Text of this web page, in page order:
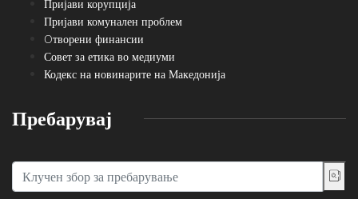
Пријави корупција
Пријави комунален проблем
Oтворени финансии
Совет за етика во медиуми
Кодекс на новинарите на Македонија
Пребарувај